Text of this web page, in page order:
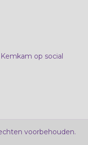
op social
voorbehouden.